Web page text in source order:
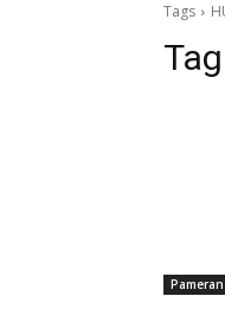
Tags
Pameran